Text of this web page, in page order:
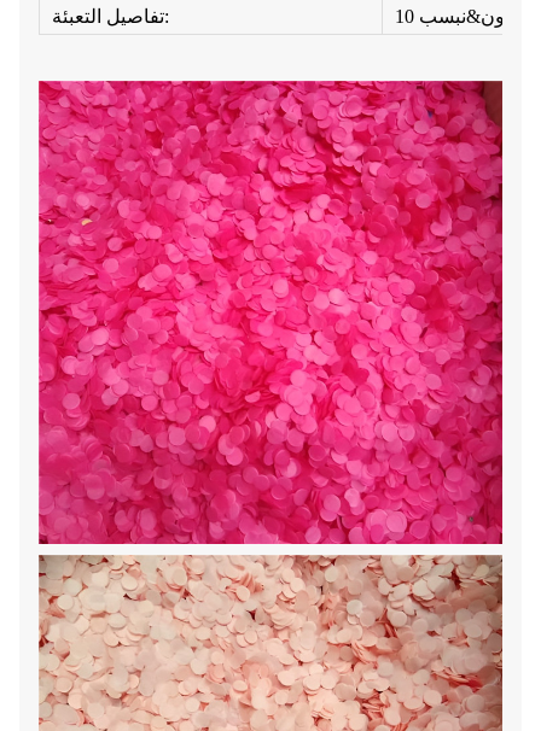
تفاصيل التعبئة: